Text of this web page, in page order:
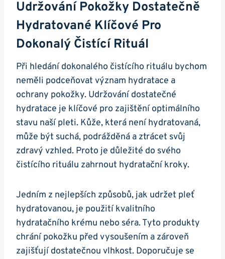
Udržování Pokožky⁣ Dostatečně
Hydratované⁣ Klíčové Pro
Dokonalý Čistící Rituál
Při hledání ⁣dokonalého čistícího rituálu bychom
neměli podceňovat význam hydratace a
ochrany pokožky. Udržování dostatečné
hydratace je klíčové pro zajištění optimálního‍
stavu naší pleti. Kůže, která není hydratovaná,‌
může být suchá, podrážděná a ztrácet svůj‍
zdravý ⁤vzhled.⁢ Proto ⁣je​ důležité do svého​
čistícího rituálu zahrnout ⁣hydratační kroky.
Jedním z nejlepších ‍způsobů,⁣ jak⁤ udržet pleť ​
hydratovanou, je použití kvalitního
hydratačního krému nebo ​séra. ⁤Tyto produkty
chrání pokožku⁣ před ‍vysoušením a zároveň
zajišťují dostatečnou vlhkost. Doporučuje se